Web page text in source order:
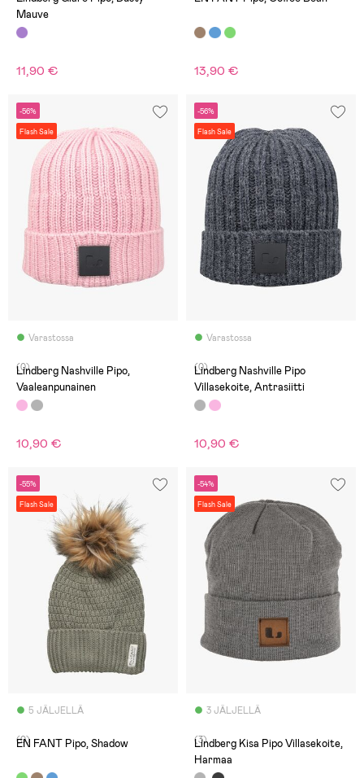
Mauve
11,90 € 13,90 €
-56%
Flash Sale
Varastossa
(0)
Lindberg Nashville Pipo,
Vaaleanpunainen
10,90 €
-56%
Flash Sale
Varastossa
(0)
Lindberg Nashville Pipo
Villasekoite, Antrasiitti
10,90 €
-55%
Flash Sale
5 JÄLJELLÄ
(0)
EN FANT Pipo, Shadow
-54%
Flash Sale
3 JÄLJELLÄ
(3)
Lindberg Kisa Pipo Villasekoite,
Harmaa